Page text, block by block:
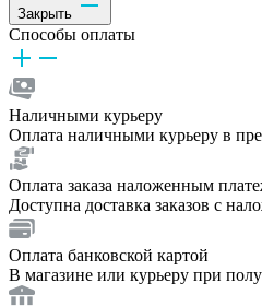
Закрыть
Способы оплаты
Наличными курьеру
Оплата наличными курьеру в
Оплата заказа наложенным
Доступна доставка заказов с
Оплата банковской картой
В магазине или курьеру при